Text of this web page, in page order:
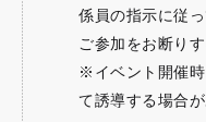
係員の指示に従
ご参加をお断り
※イベント開催
て誘導する場合